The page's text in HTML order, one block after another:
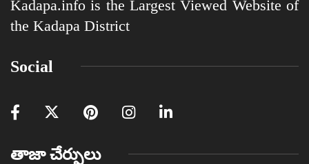
Kadapa.info is the Largest Viewed Website of
the Kadapa District
Social
తాజా చేర్పులు